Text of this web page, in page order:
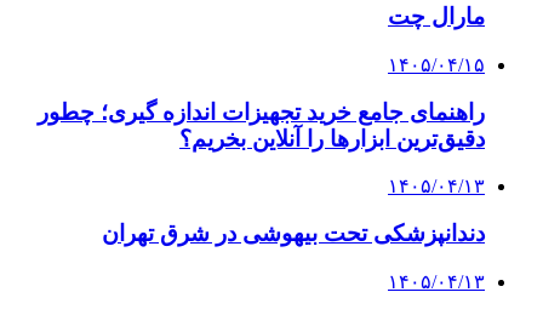
مارال چت
۱۴۰۵/۰۴/۱۵
راهنمای جامع خرید تجهیزات اندازه گیری؛ چطور
دقیق‌ترین ابزارها را آنلاین بخریم؟
۱۴۰۵/۰۴/۱۳
دندانپزشکی تحت بیهوشی در شرق تهران
۱۴۰۵/۰۴/۱۳